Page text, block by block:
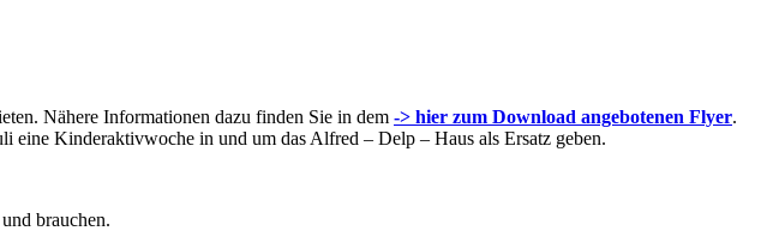
Nähere Informationen dazu finden Sie in dem -> hier zum Download angebotenen Flyer.
eine Kinderaktivwoche in und um das Alfred – Delp – Haus als Ersatz geben.
brauchen.